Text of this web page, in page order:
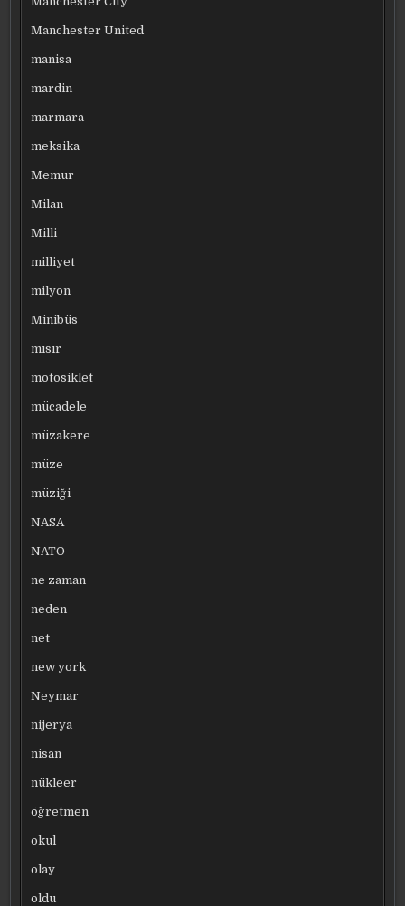
Manchester United
manisa
mardin
marmara
meksika
Memur
Milan
Milli
milliyet
milyon
Minibüs
mısır
motosiklet
mücadele
müzakere
müze
müziği
NASA
NATO
ne zaman
neden
net
new york
Neymar
nijerya
nisan
nükleer
öğretmen
okul
olay
oldu